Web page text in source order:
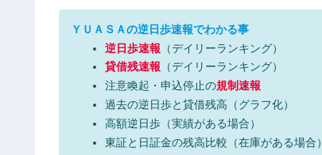
ＹＵＡＳＡの逆日歩速報でわかる事
逆日歩速報 （デイリーランキング）
貸借残速報 （デイリーランキング）
注意喚起・申込停止の規制速報
過去の逆日歩と貸借残高（グラフ化）
高額逆日歩（実績がある場合）
東証と日証金の残高比較（在庫がある場合）